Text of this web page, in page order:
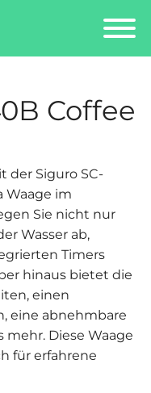
Coffee
der Siguro SC-
Waage im
Sie nicht nur
Wasser ab,
Timers
hinaus bietet die
einen
eine abnehmbare
Diese Waage
für erfahrene